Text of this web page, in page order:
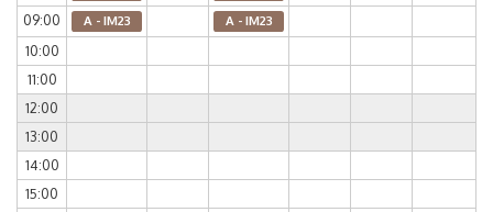
09:00 A - IM23 A - IM23
10:00
11:00
12:00
13:00
14:00
15:00